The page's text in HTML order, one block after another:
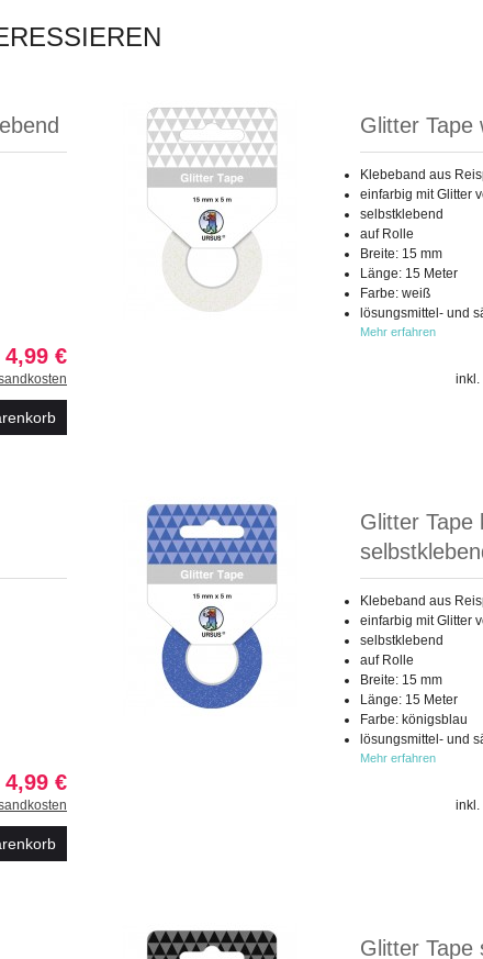
4,99 €
Glitter Tape
Klebeband aus
einfarbig mit Glitter
selbstklebend
auf Rolle
Breite: 15 mm
Länge: 15 Meter
Farbe: weiß
lösungsmittel- und
Mehr erfahren
inkl.
4,99 €
Glitter Tape
Klebeband aus
einfarbig mit Glitter
selbstklebend
auf Rolle
Breite: 15 mm
Länge: 15 Meter
Farbe: königsblau
lösungsmittel- und
Mehr erfahren
inkl.
Glitter Tape